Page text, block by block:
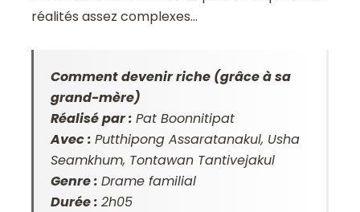
réalités assez complexes…
Comment devenir riche (grâce à sa
grand-mère)
Réalisé par :Pat Boonnitipat
Avec :Putthipong Assaratanakul, Usha
Seamkhum, Tontawan Tantivejakul
Genre :Drame familial
Durée :2h05